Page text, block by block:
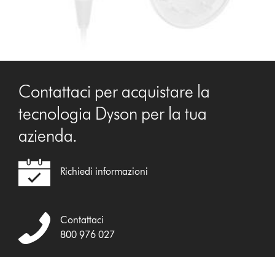
Contattaci per acquistare la
tecnologia Dyson per la tua
azienda.
Richiedi informazioni
Contattaci
800 976 027